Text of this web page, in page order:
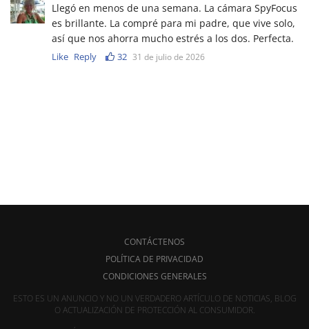
Llegó en menos de una semana. La cámara SpyFocus
es brillante. La compré para mi padre, que vive solo,
así que nos ahorra mucho estrés a los dos. Perfecta.
Like Reply 32 31 de julio de 2026
CONTÁCTENOS
POLÍTICA DE PRIVACIDAD
CONDICIONES GENERALES
ESTO ES UN ANUNCIO Y NO UN VERDADERO ARTÍCULO DE NOTICIAS, BLOG
O ACTUALIZACIÓN DE PROTECCIÓN AL CONSUMIDOR.